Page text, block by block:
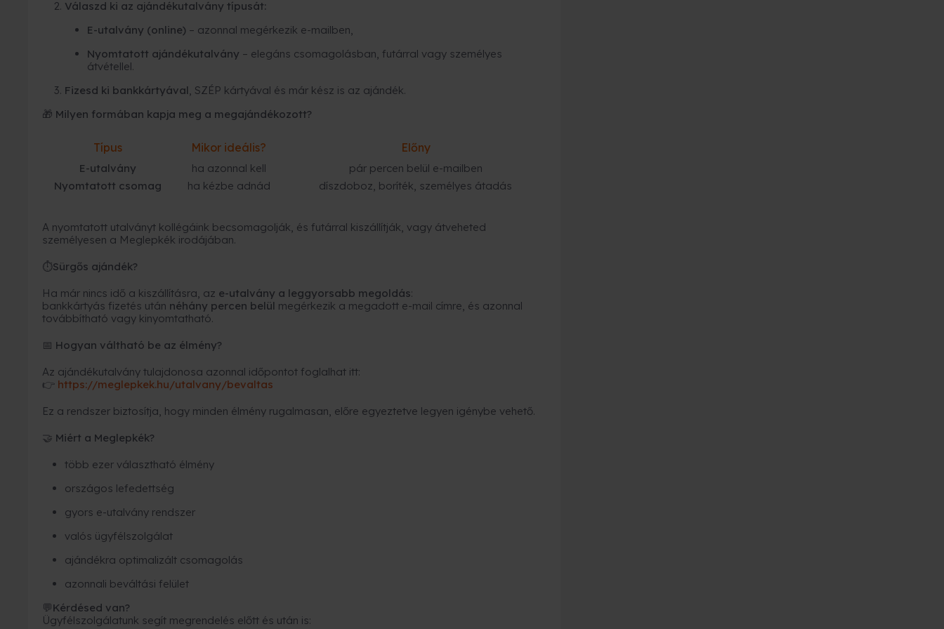
Válaszd ki az ajándékutalvány típusát:
E-utalvány (online) – azonnal megérkezik e-mailben,
Nyomtatott ajándékutalvány – elegáns csomagolásban, futárral vagy személyes
átvétellel.
Fizesd ki bankkártyával, SZÉP kártyával és már kész is az ajándék.
🎁 Milyen formában kapja meg a megajándékozott?
Típus Mikor ideális? Előny
E-utalvány ha azonnal kell
pár percen belül e-mailben
Nyomtatott csomag
ha kézbe adnád díszdoboz, boríték, személyes átadás
A nyomtatott utalványt kollégáink becsomagolják, és futárral kiszállítják, vagy átveheted
személyesen a Meglepkék irodájában.
⏱Sürgős ajándék?
Ha már nincs idő a kiszállításra, az e-utalvány a leggyorsabb megoldás:
bankkártyás fizetés után néhány percen belül megérkezik a megadott e-mail címre, és azonnal
továbbítható vagy kinyomtatható.
📅 Hogyan váltható be az élmény?
Az ajándékutalvány tulajdonosa azonnal időpontot foglalhat itt:
👉 https://meglepkek.hu/utalvany/bevaltas
Ez a rendszer biztosítja, hogy minden élmény rugalmasan, előre egyeztetve legyen igénybe vehető.
🤝 Miért a Meglepkék?
több ezer választható élmény
országos lefedettség
gyors e-utalvány rendszer
valós ügyfélszolgálat
ajándékra optimalizált csomagolás
azonnali beváltási felület
💬Kérdésed van?
Ügyfélszolgálatunk segít megrendelés előtt és után is: